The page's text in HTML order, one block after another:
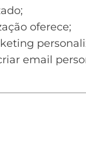
oferece;
email